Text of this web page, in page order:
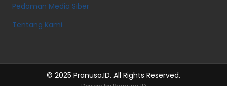
Pedoman Media Siber
Tentang Kami
© 2025 Pranusa.ID. All Rights Reserved.